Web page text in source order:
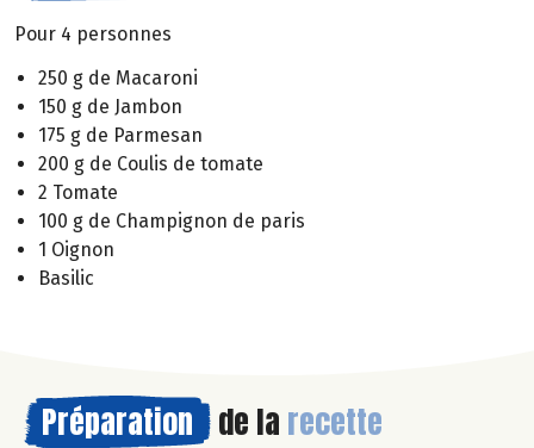
Pour 4 personnes
250 g de Macaroni
150 g de Jambon
175 g de Parmesan
200 g de Coulis de tomate
2 Tomate
100 g de Champignon de paris
1 Oignon
Basilic
Préparation de la recette